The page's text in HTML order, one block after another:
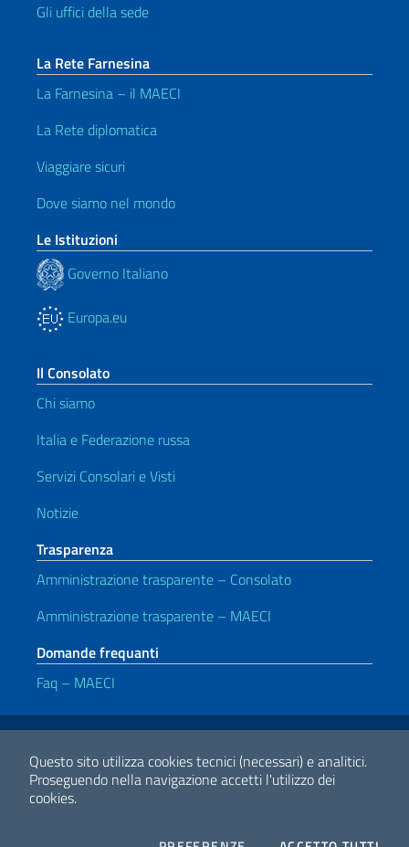
Questo sito utilizza cookies tecnici (necessari) e analitici.
Proseguendo nella navigazione accetti l'utilizzo dei
cookies.
Gli uffici della sede
La Rete Farnesina
La Farnesina – il MAECI
La Rete diplomatica
Viaggiare sicuri
Dove siamo nel mondo
Le Istituzioni
Governo Italiano
Europa.eu
Il Consolato
Chi siamo
Italia e Federazione russa
Servizi Consolari e Visti
Notizie
Trasparenza
Amministrazione trasparente – Consolato
Amministrazione trasparente – MAECI
Domande frequanti
Faq – MAECI
Link Utili